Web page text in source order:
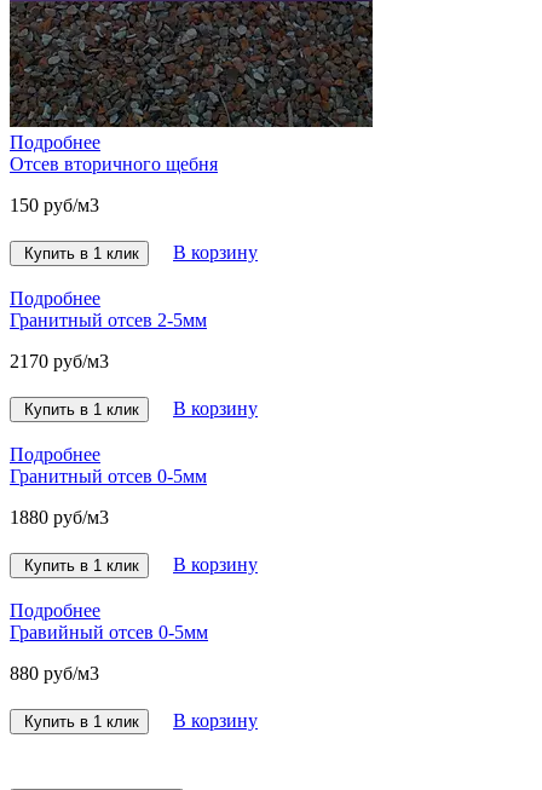
Подробнее
Отсев вторичного щебня
150 руб/м3
Купить в 1 клик В корзину
Подробнее
Гранитный отсев 2-5мм
2170 руб/м3
Купить в 1 клик В корзину
Подробнее
Гранитный отсев 0-5мм
1880 руб/м3
Купить в 1 клик В корзину
Подробнее
Гравийный отсев 0-5мм
880 руб/м3
Купить в 1 клик В корзину